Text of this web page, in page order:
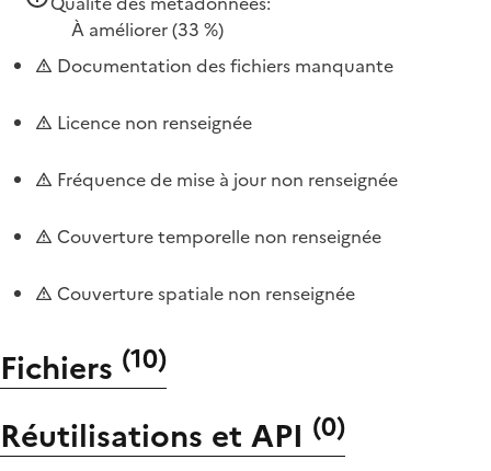
À améliorer(33 %)
Documentation des fichiers manquante
Licence non renseignée
Fréquence de mise à jour non renseignée
Couverture temporelle non renseignée
Couverture spatiale non renseignée
Fichiers (10)
Réutilisations et API (0)